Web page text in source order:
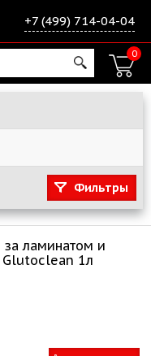
+7 (499) 714-04-04
0
Фильтры
за ламинатом и
Glutoclean 1л